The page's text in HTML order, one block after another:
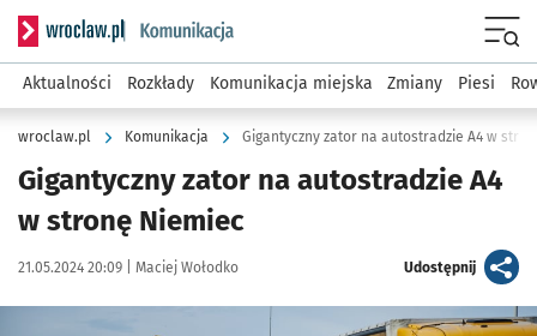
Serwis informacyjny wroclaw.pl podserwis: Komunikacja
Aktualności Rozkłady Komunikacja miejska Zmiany Piesi
wroclaw.pl Komunikacja Gigantyczny zator na autostradzie A4 w
Gigantyczny zator na autostradzie A4
w stronę Niemiec
Data publikacji:
21.05.2024 20:09 | Autor:
Maciej Wołodko Udostępnijartykuł